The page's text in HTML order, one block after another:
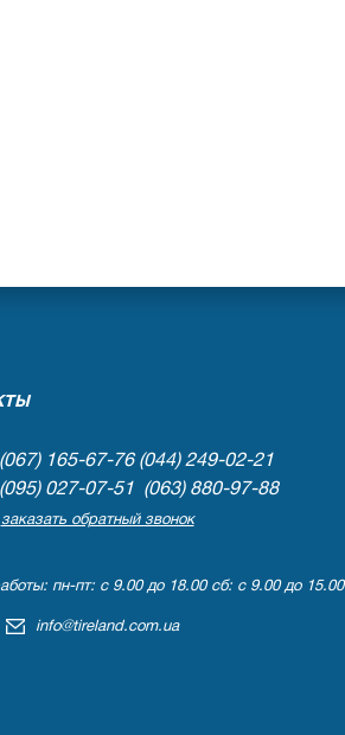
(067) 165-67-76(044) 249-02-21
(095) 027-07-51 (063) 880-97-88
заказать обратный звонок
пн-пт: с 9.00 до 18.00 сб: с 9.00 до 15.00
info@tireland.com.ua